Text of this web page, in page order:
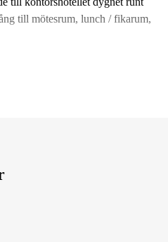
till mötesrum, lunch / fikarum,